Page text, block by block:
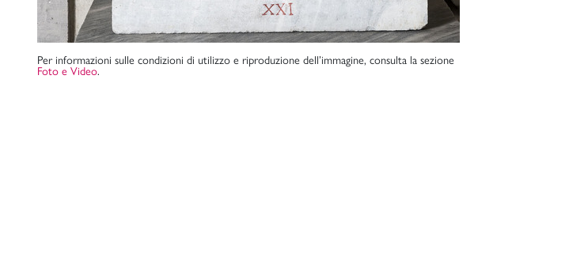
Per informazioni sulle condizioni di utilizzo e riproduzione dell’immagine, consulta la sezione
Foto e Video.